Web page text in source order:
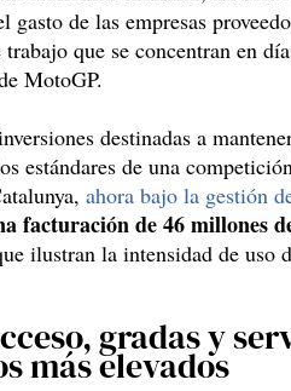
de las empresas
que se concentran en
MotoGP.
destinadas a
estándares de una
ahora bajo la gestión
facturación de 46 millones
ilustran la intensidad de uso
gradas y
más elevados